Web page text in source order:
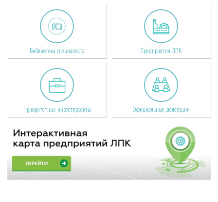
Библиотека специалиста Предприятия ЛПК
Приоритетные инвестпроекты Официальные делегации